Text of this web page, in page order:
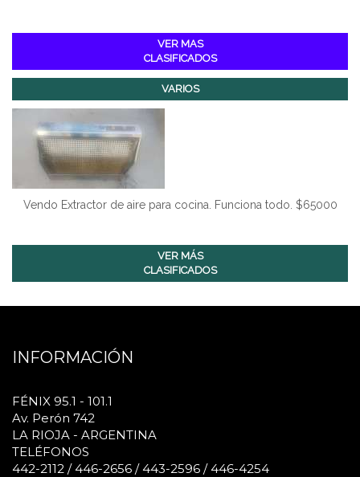
VER MAS
CLASIFICADOS
VARIOS
Vendo Extractor de aire para cocina. Funciona todo. $65000
VER MÁS
CLASIFICADOS
INFORMACIÓN
FÉNIX 95.1 - 101.1
Av. Perón 742
LA RIOJA - ARGENTINA
TELÉFONOS
442-2112 / 446-2656 / 443-2596 / 446-4254